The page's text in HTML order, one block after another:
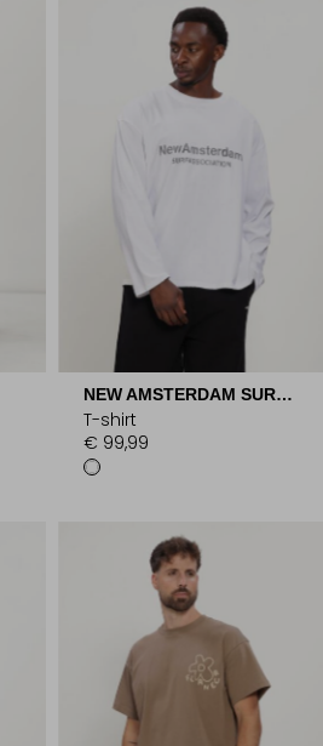
NEW AMSTERDAM SURF ASSOCIATION
T-shirt
€ 99,99